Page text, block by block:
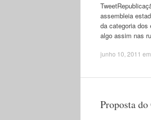
assembleia
da categoria dos
algo assim nas
junho 10, 2011 em
Proposta